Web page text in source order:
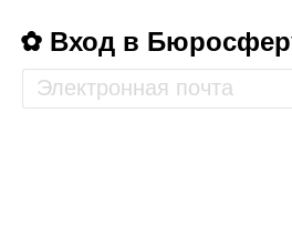
Вход в